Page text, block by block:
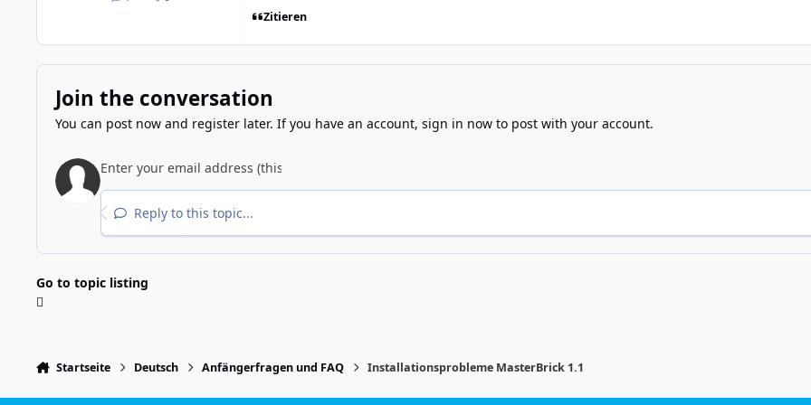
Zitieren
Join the conversation
You can post now and register later. If you have an account, sign in nowto post with your account.
Reply to this topic...
Go to topic listing
Startseite Deutsch Anfängerfragen und FAQ Installationsprobleme MasterBrick 1.1